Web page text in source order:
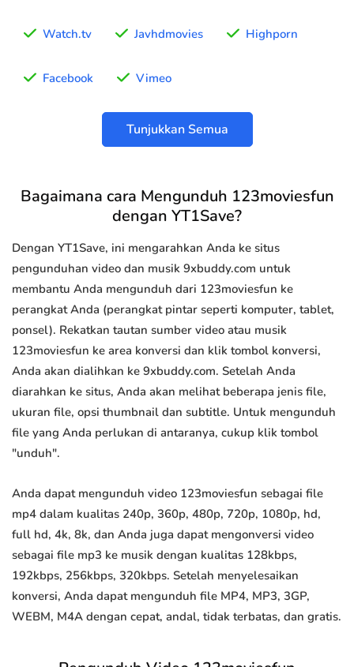
Watch.tv Javhdmovies Highporn
Facebook Vimeo
Tunjukkan Semua
Bagaimana cara Mengunduh 123moviesfun
dengan YT1Save?
Dengan YT1Save, ini mengarahkan Anda ke situs
pengunduhan video dan musik 9xbuddy.com untuk
membantu Anda mengunduh dari 123moviesfun ke
perangkat Anda (perangkat pintar seperti komputer, tablet,
ponsel). Rekatkan tautan sumber video atau musik
123moviesfun ke area konversi dan klik tombol konversi,
Anda akan dialihkan ke 9xbuddy.com. Setelah Anda
diarahkan ke situs, Anda akan melihat beberapa jenis file,
ukuran file, opsi thumbnail dan subtitle. Untuk mengunduh
file yang Anda perlukan di antaranya, cukup klik tombol
"unduh".
Anda dapat mengunduh video 123moviesfun sebagai file
mp4 dalam kualitas 240p, 360p, 480p, 720p, 1080p, hd,
full hd, 4k, 8k, dan Anda juga dapat mengonversi video
sebagai file mp3 ke musik dengan kualitas 128kbps,
192kbps, 256kbps, 320kbps. Setelah menyelesaikan
konversi, Anda dapat mengunduh file MP4, MP3, 3GP,
WEBM, M4A dengan cepat, andal, tidak terbatas, dan gratis.